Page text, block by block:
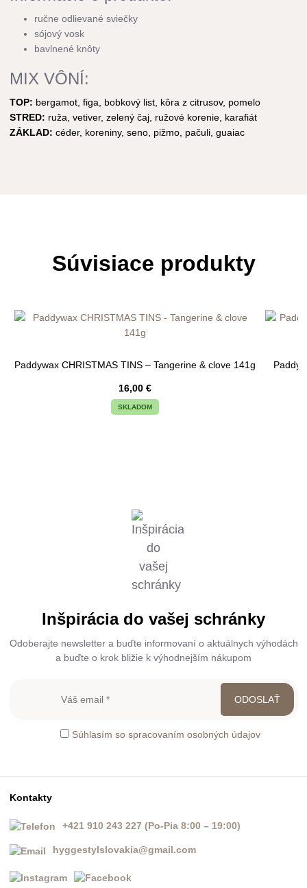
ručne odlievané sviečky
sójový vosk
bavlnené knôty
MIX VÔNÍ:
TOP: bergamot, figa, bobkový list, kôra z citrusov, pomelo
STRED: ruža, vetiver, zelený čaj, ružové korenie, karafiát
ZÁKLAD: céder, koreniny, seno, pižmo, pačuli, guaiac
Súvisiace produkty
Paddywax CHRISTMAS TINS – Tangerine & clove 141g
16,00 €
SKLADOM
Inšpirácia do vašej schránky
Odoberajte newsletter a buďte informovaní o aktuálnych výhodách
a buďte o krok bližie k výhodnejším nákupom
Súhlasím so spracovaním osobných údajov
Kontakty
+421 910 243 227 (Po-Pia 8:00 – 19:00)
hyggestylslovakia@gmail.com